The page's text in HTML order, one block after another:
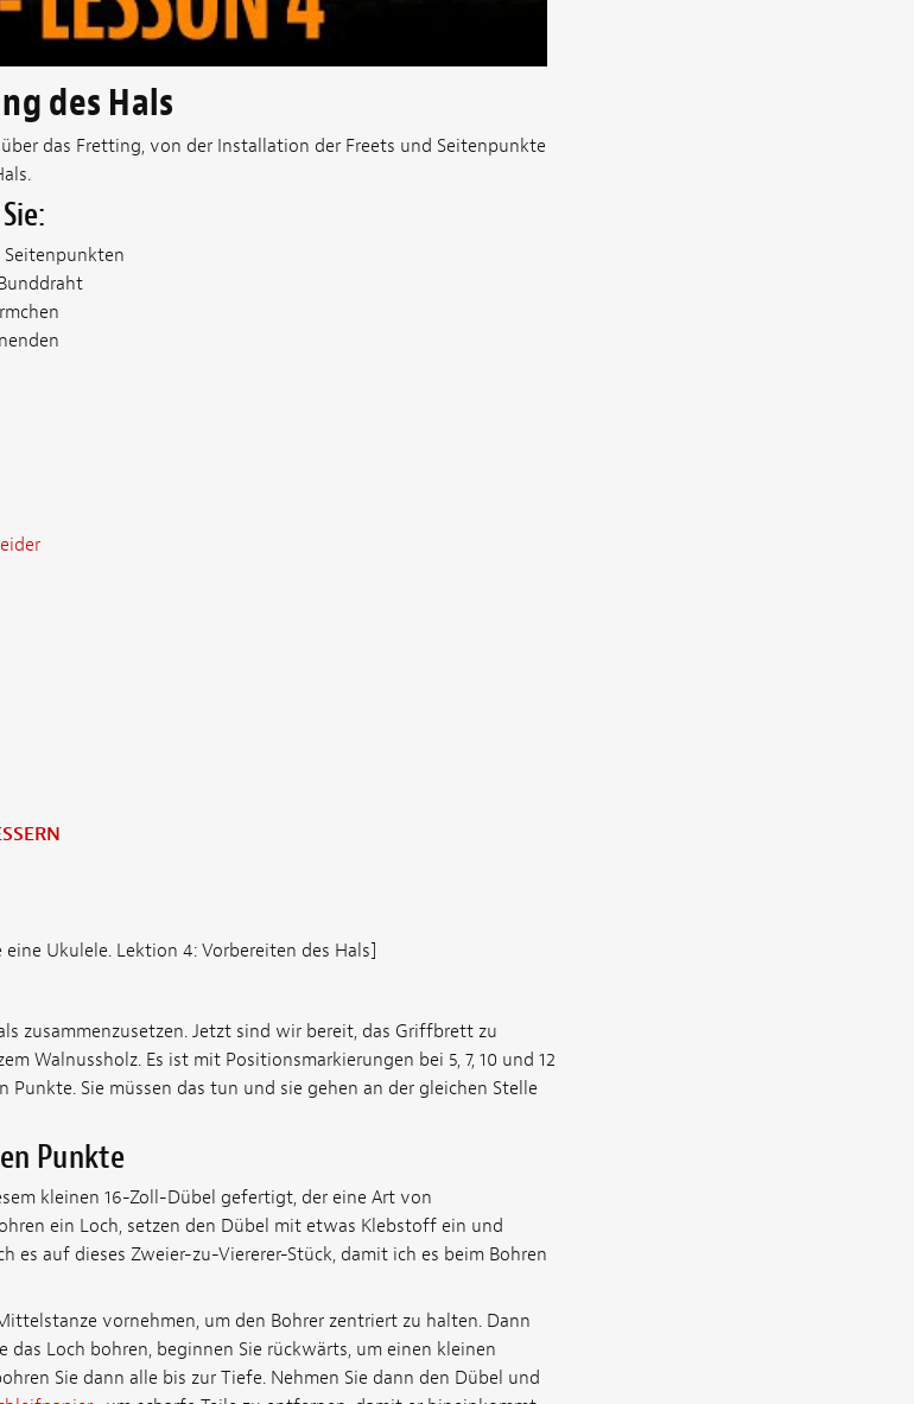
des Hals
das Fretting, von der Installation der Freets und Seitenpunkte
Ukulele. Lektion 4: Vorbereiten des Hals]
zusammenzusetzen. Jetzt sind wir bereit, das Griffbrett zu
Walnussholz. Es ist mit Positionsmarkierungen bei 5, 7, 10 und 12
Sie müssen das tun und sie gehen an der gleichen Stelle
Punkte
kleinen 16-Zoll-Dübel gefertigt, der eine Art von
ein Loch, setzen den Dübel mit etwas Klebstoff ein und
es auf dieses Zweier-zu-Viererer-Stück, damit ich es beim Bohren
vornehmen, um den Bohrer zentriert zu halten. Dann
das Loch bohren, beginnen Sie rückwärts, um einen kleinen
Sie dann alle bis zur Tiefe. Nehmen Sie dann den Dübel und